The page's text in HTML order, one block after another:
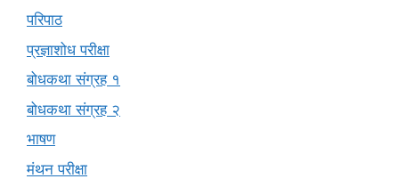
परिपाठ
प्रज्ञाशोध परीक्षा
बोधकथा संग्रह १
बोधकथा संग्रह २
भाषण
मंथन परीक्षा